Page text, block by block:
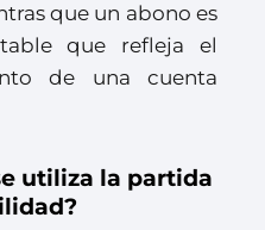
que un abono es
que refleja el
de una cuenta
utiliza la partida